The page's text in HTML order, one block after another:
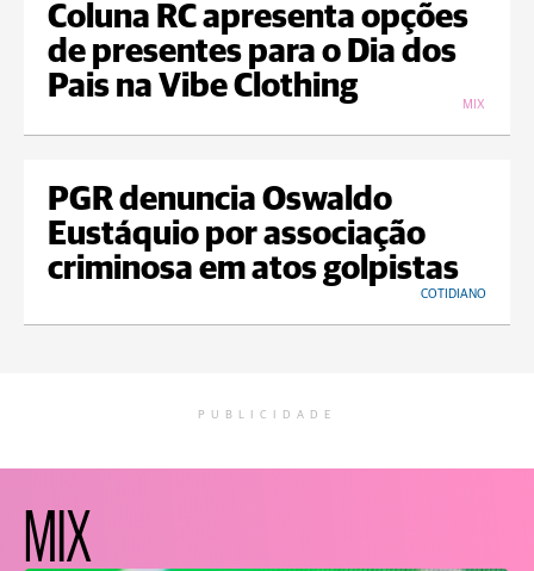
Coluna RC apresenta opções
de presentes para o Dia dos
Pais na Vibe Clothing
MIX
PGR denuncia Oswaldo
Eustáquio por associação
criminosa em atos golpistas
COTIDIANO
PUBLICIDADE
MIX